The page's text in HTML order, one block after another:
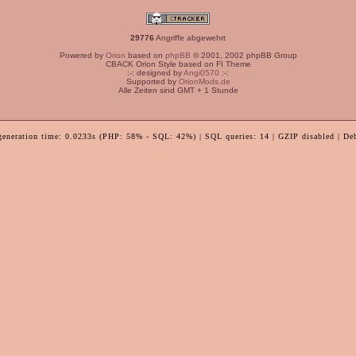
29776 Angriffe abgewehrt
Powered by Orion based on phpBB © 2001, 2002 phpBB Group
CBACK Orion Style based on FI Theme
:-: designed byAngi0570 :-:
Supported by OrionMods.de
Alle Zeiten sind GMT + 1 Stunde
time: 0.0233s (PHP: 58% - SQL: 42%) | SQL queries: 14 | GZIP disabled |